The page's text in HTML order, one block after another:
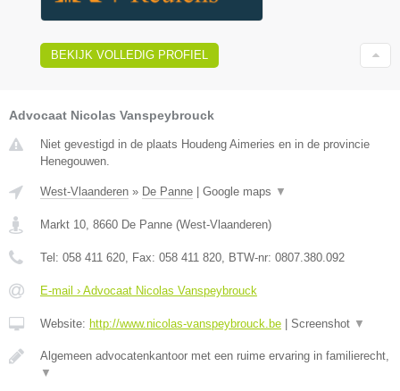
BEKIJK VOLLEDIG PROFIEL
Advocaat Nicolas Vanspeybrouck
Niet gevestigd in de plaats Houdeng Aimeries en in de provincie
Henegouwen.
West-Vlaanderen » De Panne Google maps ▼
Markt 10, 8660 De Panne (West-Vlaanderen)
Tel: 058 411 620, Fax: 058 411 820, BTW-nr: 0807.380.092
E-mail › Advocaat Nicolas Vanspeybrouck
Website: http://www.nicolas-vanspeybrouck.be Screenshot ▼
Algemeen advocatenkantoor met een ruime ervaring in familierecht,
▼